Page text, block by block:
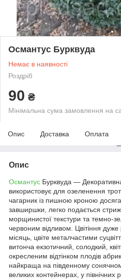
Османтус Бурквуда
Немає в наявності
Роздріб
90 ₴
Мінімальна сума замовлення на
Опис Доставка Оплата
Опис
Османтус Бурквуда —
використовує для озеленення
чагарник із пишною кроною
завширшки, легко подається
морщинистої текстури та темно-
червоним відливом. Цвітіння дуже
місяць, цвіте металчастими
витонча екзотичний, солодкий,
окресленим відтінком плодів
найкраща на південному
великих контейнерах, у північних